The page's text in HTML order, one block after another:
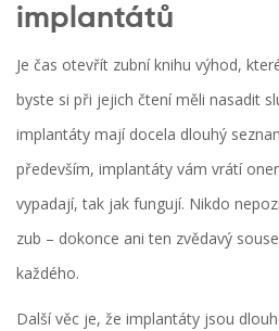
implantátů
Je čas otevřít zubní knihu výhod,
byste si při jejich čtení měli nasadit
implantáty mají docela dlouhý
především, implantáty vám vrátí
vypadají, tak jak fungují. Nikdo
zub – dokonce ani ten zvědavý
každého.
Další věc je, že implantáty jsou